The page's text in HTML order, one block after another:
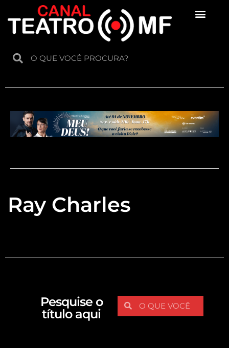
Ray Charles
Pesquise o
título aqui